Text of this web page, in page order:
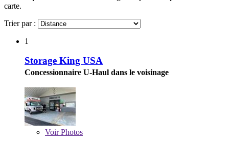
carte.
Trier par :
1
Storage King USA
Concessionnaire U-Haul dans le voisinage
VoirPhotos